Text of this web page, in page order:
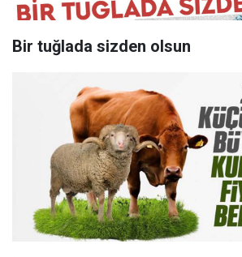
Bir tuğlada sizden olsun